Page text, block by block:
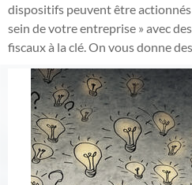
dispositifs peuvent être
sein de votre entreprise » avec
fiscaux à la clé. On vous donne